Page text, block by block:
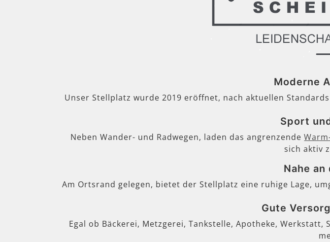
Moderne
Unser Stellplatz wurde 2019 eröffnet, nach aktuellen
Sport
Neben Wander- und Radwegen, laden das angrenzende
sich aktiv
Nahe
Am Ortsrand gelegen, bietet der Stellplatz eine ruhige Lage,
Gute
Egal ob Bäckerei, Metzgerei, Tankstelle, Apotheke,